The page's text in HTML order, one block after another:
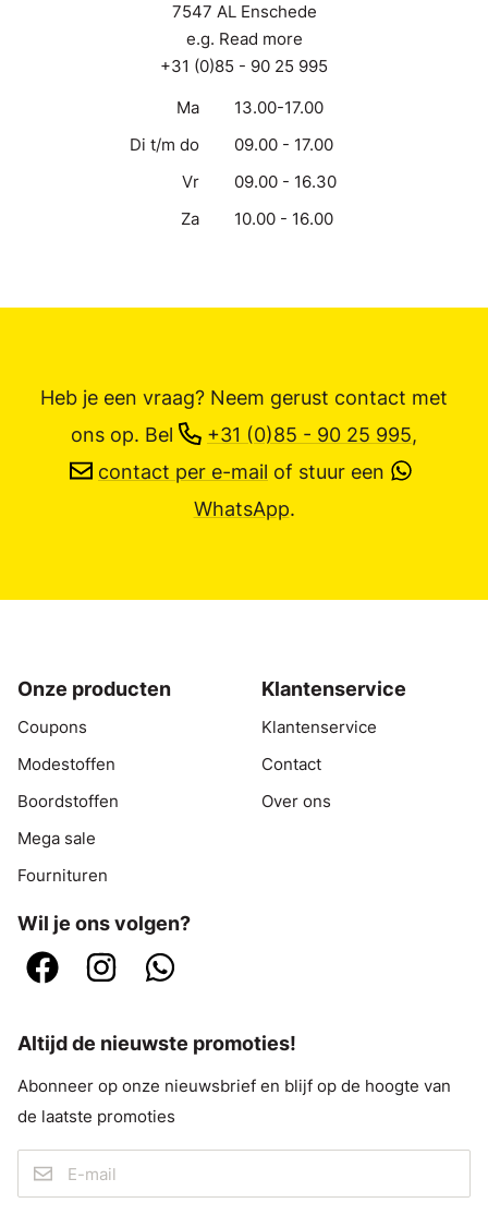
7547 AL Enschede
e.g. Read more
+31 (0)85 - 90 25 995
Ma
13.00-17.00
Di t/m do
09.00 - 17.00
Vr
09.00 - 16.30
Za
10.00 - 16.00
Heb je een vraag? Neem gerust contact met
ons op. Bel +31 (0)85 - 90 25 995,
contact per e-mail of stuur een
WhatsApp.
Onze producten
Coupons
Modestoffen
Boordstoffen
Mega sale
Fournituren
Klantenservice
Klantenservice
Contact
Over ons
Wil je ons volgen?
Altijd de nieuwste promoties!
Abonneer op onze nieuwsbrief en blijf op de hoogte van
de laatste promoties